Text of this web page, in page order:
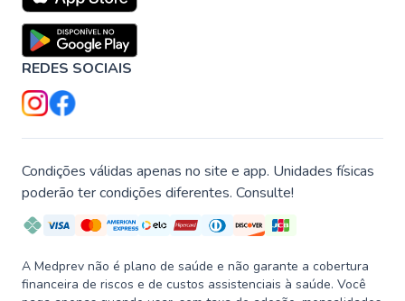
REDES SOCIAIS
Condições válidas apenas no site e app. Unidades físicas
poderão ter condições diferentes. Consulte!
A Medprev não é plano de saúde e não garante a cobertura
financeira de riscos e de custos assistenciais à saúde. Você